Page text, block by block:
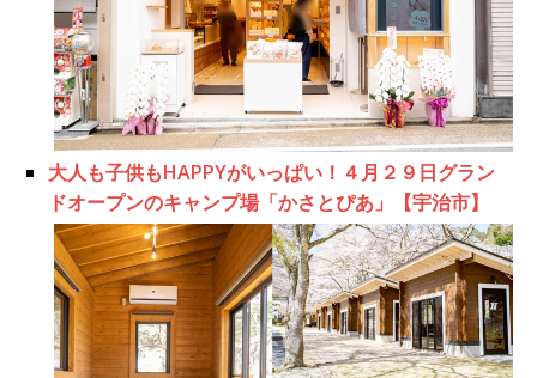
大人も子供もHAPPYがいっぱい！４月２９日グラン
ドオープンのキャンプ場「かさとぴあ」【宇治市】